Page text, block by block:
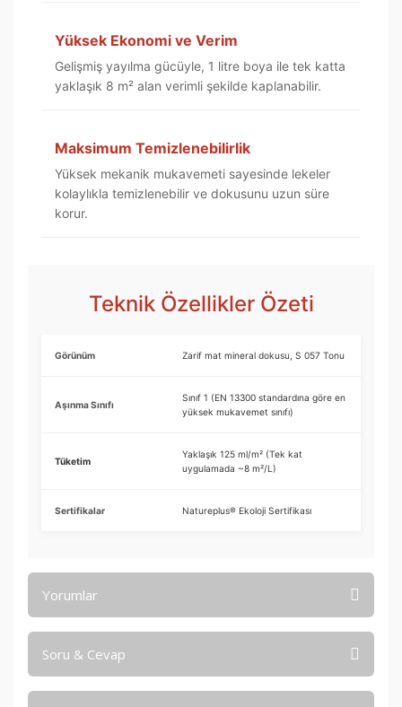
Yüksek Ekonomi ve Verim
Gelişmiş yayılma gücüyle, 1 litre boya ile tek katta
yaklaşık 8 m² alan verimli şekilde kaplanabilir.
Maksimum Temizlenebilirlik
Yüksek mekanik mukavemeti sayesinde lekeler
kolaylıkla temizlenebilir ve dokusunu uzun süre
korur.
Teknik Özellikler Özeti
Görünüm Zarif mat mineral dokusu, S 057 Tonu
Aşınma Sınıfı
Sınıf 1 (EN 13300 standardına göre en
yüksek mukavemet sınıfı)
Tüketim
Yaklaşık 125 ml/m² (Tek kat
uygulamada ~8 m²/L)
Sertifikalar Natureplus® Ekoloji Sertifikası
Yorumlar
Soru & Cevap